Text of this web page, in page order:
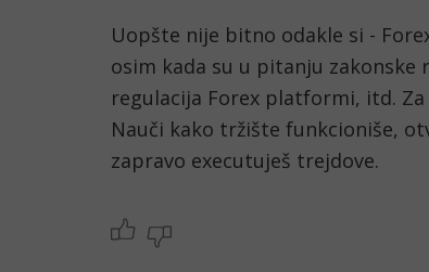
Uopšte nije bitno odakle si -
osim kada su u pitanju zakonske
regulacija Forex platformi, itd.
Nauči kako tržište funkcioniše,
zapravo executuješ trejdove.